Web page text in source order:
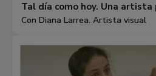
Tal día como hoy. Una artista
Con Diana Larrea. Artista visual